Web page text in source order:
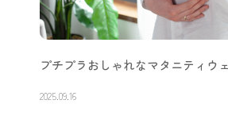
プチプラおしゃれなマタニティウ
2025.09.16